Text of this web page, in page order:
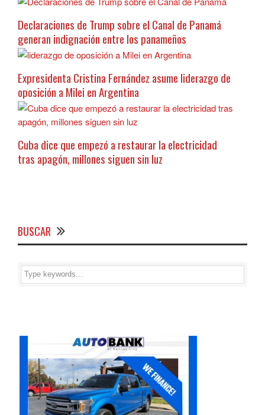
Declaraciones de Trump sobre el Canal de Panamá
generan indignación entre los panameños
Expresidenta Cristina Fernández asume liderazgo de
oposición a Milei en Argentina
Cuba dice que empezó a restaurar la electricidad
tras apagón, millones siguen sin luz
BUSCAR